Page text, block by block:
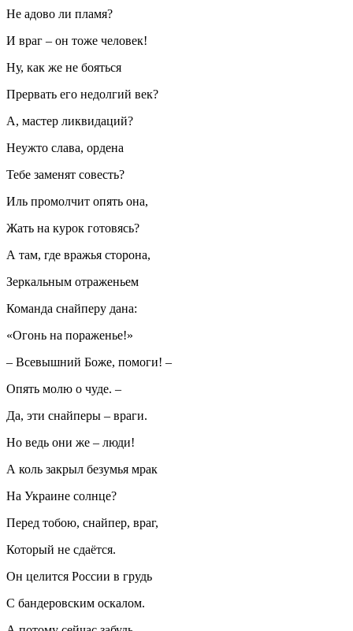
Не адово ли пламя?
И враг – он тоже человек!
Ну, как же не бояться
Прервать его недолгий век?
А, мастер ликвидаций?
Неужто слава, ордена
Тебе заменят совесть?
Иль промолчит опять она,
Жать на курок готовясь?
А там, где вражья сторона,
Зеркальным отраженьем
Команда снайперу дана:
«Огонь на пораженье!»
– Всевышний Боже, помоги! –
Опять молю о чуде. –
Да, эти снайперы – враги.
Но ведь они же – люди!
А коль закрыл безумья мрак
На Украине солнце?
Перед тобою, снайпер, враг,
Который не сдаётся.
Он целится России в грудь
С бандеровским оскалом.